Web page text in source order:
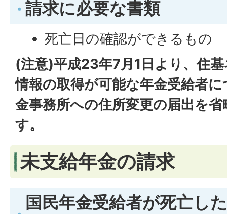
請求に必要な書類
死亡日の確認ができるもの
(注意)平成23年7月1日より、住
情報の取得が可能な年金受給者
金事務所への住所変更の届出を
す。
未支給年金の請求
国民年金受給者が死亡し